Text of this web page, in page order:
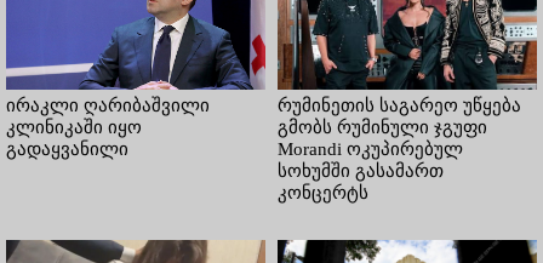
ირაკლი ღარიბაშვილი
კლინიკაში იყო
გადაყვანილი
რუმინეთის საგარეო უწყება
გმობს რუმინული ჯგუფი
Morandi ოკუპირებულ
სოხუმში გასამართ
კონცერტს